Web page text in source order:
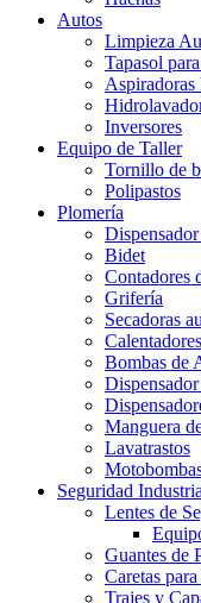
Autos
Limpieza
Tapasol
Aspiradoras
Inversores
Equipo de Taller
Tornillo de
Polipastos
Plomería
Bidet
Contadores
Grifería
Secadoras
Bombas de
Manguera
Lavatrastos
Seguridad
Lentes de
Guantes de
Caretas
Trajes y